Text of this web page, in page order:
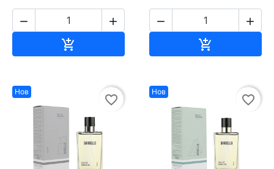
 

 

Нов
favorite_border
Нов
favorite_border